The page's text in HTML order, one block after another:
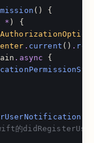
()
{
* )
{
. current () .
. async
{
的